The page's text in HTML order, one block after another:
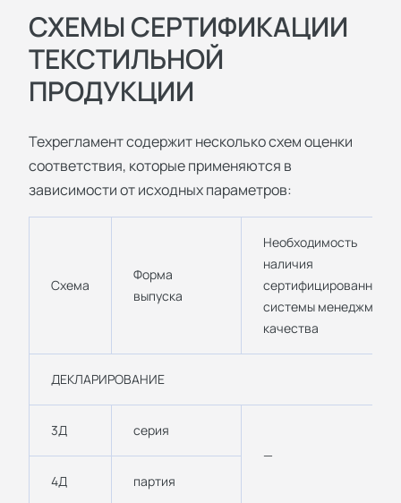
СХЕМЫ СЕРТИФИКАЦИИ
ТЕКСТИЛЬНОЙ
ПРОДУКЦИИ
Техрегламент содержит несколько схем оценки
соответствия, которые применяются в
зависимости от исходных параметров:
Схема
Форма
выпуска
Необходимость
наличия
сертифицированной
системы менеджмента
качества
ДЕКЛАРИРОВАНИЕ
3Д
серия
—
4Д
партия